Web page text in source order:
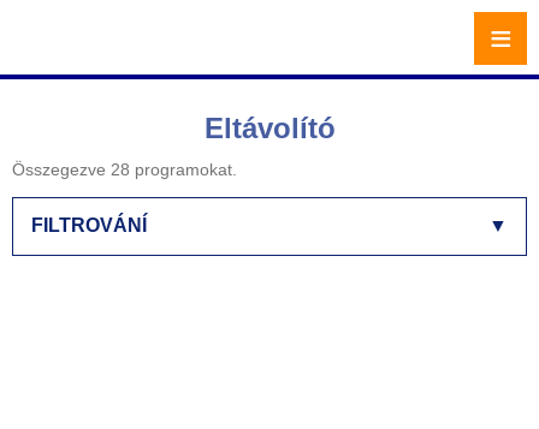
Eltávolító
Összegezve 28 programokat.
▼
FILTROVÁNÍ
≡